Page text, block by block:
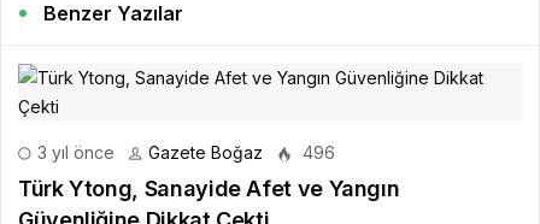
Benzer Yazılar
3 yıl önce Gazete Boğaz 496
Türk Ytong, Sanayide Afet ve Yangın